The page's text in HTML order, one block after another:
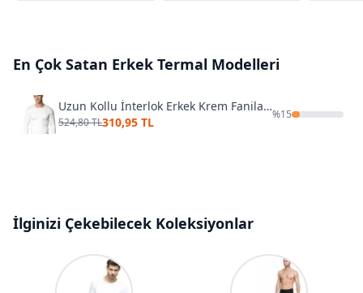
En Çok Satan Erkek Termal Modelleri
Uzun Kollu İnterlok Erkek Krem Fanila Gümüş 4016
524,80 TL310,95 TL
%15
İlginizi Çekebilecek Koleksiyonlar